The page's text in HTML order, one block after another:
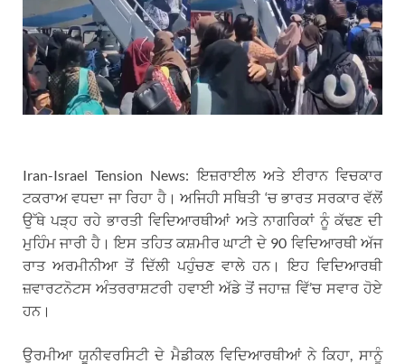
Iran-Israel Tension News: ਇਜ਼ਰਾਈਲ ਅਤੇ ਈਰਾਨ ਵਿਚਕਾਰ
ਟਕਰਾਅ ਵਧਦਾ ਜਾ ਰਿਹਾ ਹੈ। ਅਜਿਹੀ ਸਥਿਤੀ ‘ਚ ਭਾਰਤ ਸਰਕਾਰ ਵੱਲੋਂ
ਉੱਥੇ ਪੜ੍ਹ ਰਹੇ ਭਾਰਤੀ ਵਿਦਿਆਰਥੀਆਂ ਅਤੇ ਨਾਗਰਿਕਾਂ ਨੂੰ ਕੱਢਣ ਦੀ
ਮੁਹਿੰਮ ਜਾਰੀ ਹੈ। ਇਸ ਤਹਿਤ ਕਸ਼ਮੀਰ ਘਾਟੀ ਦੇ 90 ਵਿਦਿਆਰਥੀ ਅੱਜ
ਰਾਤ ਅਰਮੀਨੀਆ ਤੋਂ ਦਿੱਲੀ ਪਹੁੰਚਣ ਵਾਲੇ ਹਨ। ਇਹ ਵਿਦਿਆਰਥੀ
ਜ਼ਵਾਰਟਨੋਟਸ ਅੰਤਰਰਾਸ਼ਟਰੀ ਹਵਾਈ ਅੱਡੇ ਤੋਂ ਜਹਾਜ਼ ਵਿੱ’ਚ ਸਵਾਰ ਹੋਏ
ਹਨ।
ਉਰਮੀਆ ਯੂਨੀਵਰਸਿਟੀ ਦੇ ਮੈਡੀਕਲ ਵਿਦਿਆਰਥੀਆਂ ਨੇ ਕਿਹਾ, ਸਾਨੂੰ